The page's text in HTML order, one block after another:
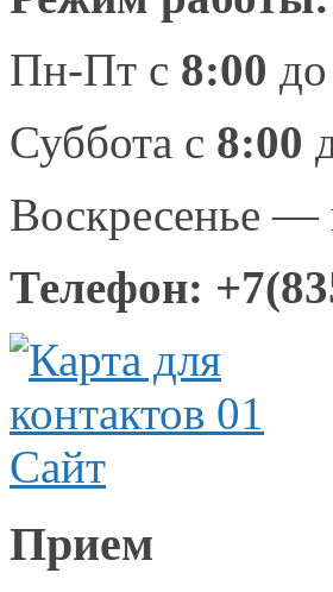
Пн-Пт с 8:00 до
Суббота с 8:00
Воскресенье —
Телефон: +7
Прием